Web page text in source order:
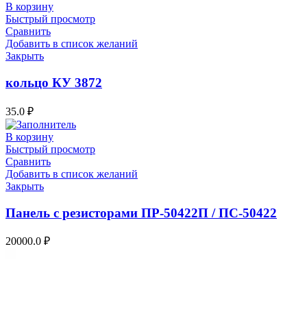
В корзину
Быстрый просмотр
Сравнить
Добавить в список желаний
Закрыть
кольцо КУ 3872
35.0 ₽
В корзину
Быстрый просмотр
Сравнить
Добавить в список желаний
Закрыть
Панель с резисторами ПР-50422П / ПС-50422
20000.0 ₽